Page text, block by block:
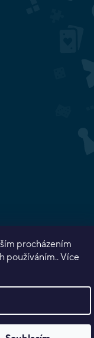
procházením
používáním.. Více